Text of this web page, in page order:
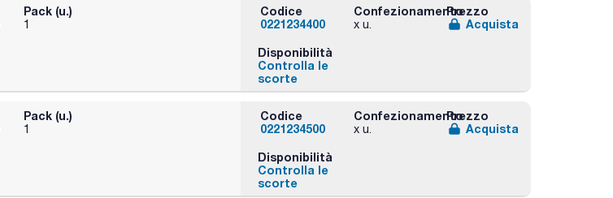
Pack (u.)
1
Codice
0221234400
Confezionamento
x u.
Prezzo
Acquista
Disponibilità
Controlla le
scorte
Pack (u.)
1
Codice
0221234500
Confezionamento
x u.
Prezzo
Acquista
Disponibilità
Controlla le
scorte